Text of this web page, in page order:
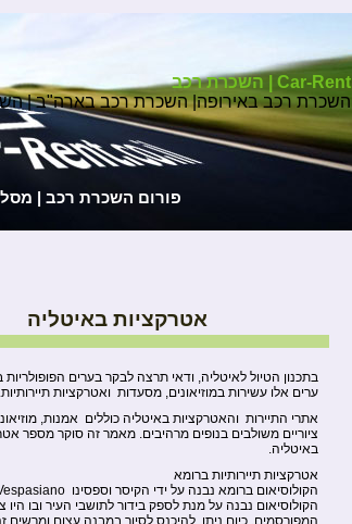
Car-Rent | השכרת רכב
השכרת רכב באירופה| השכרת רכב בארה"ב |
פורום השכרת רכב |
אטרקציות באיטליה
בתכנון הטיול לאיטליה, ודאי תרצה לבקר בערים
ערים אלו עשירות במוזיאונים, מסעדות ואטרקציות תיירותיות.
אתרי התיירות והאטרקציות באיטליה כוללים אמנות,
ציוריים משולבים בנופים מרהיבים. מאמר זה סוקר מספר
באיטליה.
אטרקציות תיירותיות ברומא
הקולוסיאום נבנה על מנת לספק בידור לתושבי העיר ובו היו
המפורסמים. כיום ניתן להיכנס לסיור במבנה עצום